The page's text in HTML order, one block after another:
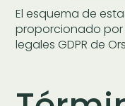
El esquema de
proporcionado por
legales GDPR de